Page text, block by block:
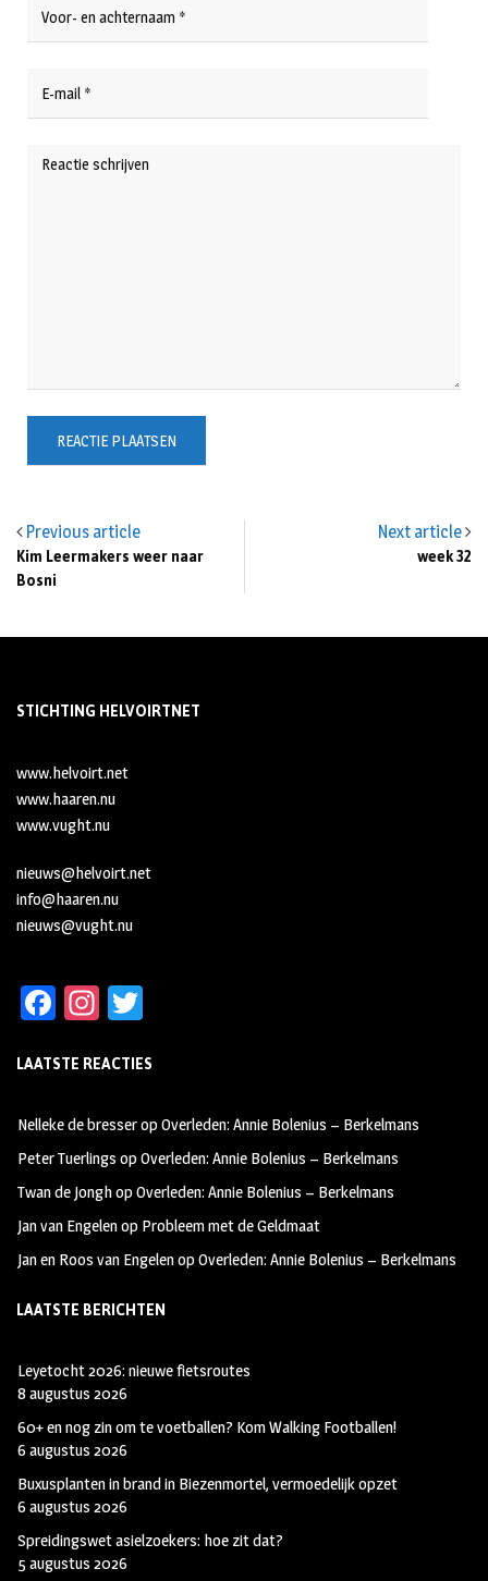
Previous article
Kim Leermakers weer naar
Bosni
Next article
week 32
STICHTING HELVOIRTNET
www.helvoirt.net
www.haaren.nu
www.vught.nu
nieuws@helvoirt.net
info@haaren.nu
nieuws@vught.nu
Fa
b
oo
k
In
ag
m
tt
LAATSTE REACTIES
Nelleke de bresseropOverleden: Annie Bolenius – Berkelmans
Peter Tuerlings opOverleden: Annie Bolenius – Berkelmans
Twan de JonghopOverleden: Annie Bolenius – Berkelmans
Jan van Engelenop Probleem met de Geldmaat
Jan en Roos van EngelenopOverleden: Annie Bolenius – Berkelmans
LAATSTE BERICHTEN
Leyetocht 2026: nieuwe fietsroutes
8 augustus 2026
60+ en nog zin om te voetballen? Kom Walking Footballen!
6 augustus 2026
Buxusplanten in brand in Biezenmortel, vermoedelijk opzet
6 augustus 2026
Spreidingswet asielzoekers: hoe zit dat?
5 augustus 2026